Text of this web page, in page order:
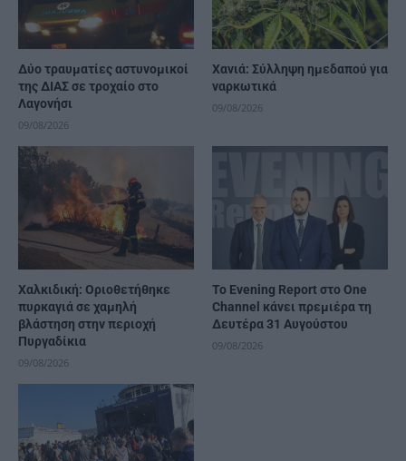
Δύο τραυματίες αστυνομικοί
της ΔΙΑΣ σε τροχαίο στο
Λαγονήσι
09/08/2026
Χανιά: Σύλληψη ημεδαπού για
ναρκωτικά
09/08/2026
Χαλκιδική: Οριοθετήθηκε
πυρκαγιά σε χαμηλή
βλάστηση στην περιοχή
Πυργαδίκια
09/08/2026
Το Evening Report στο One
Channel κάνει πρεμιέρα τη
Δευτέρα 31 Αυγούστου
09/08/2026